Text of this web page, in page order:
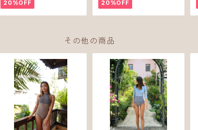
20%OFF 20%OFF
その他の商品